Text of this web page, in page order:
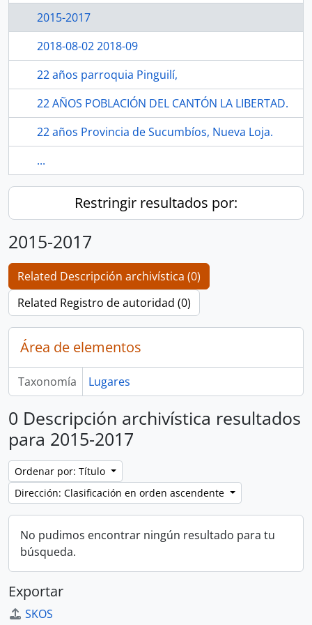
2015-2017
2018-08-02 2018-09
22 años parroquia Pinguilí,
22 AÑOS POBLACIÓN DEL CANTÓN LA LIBERTAD.
22 años Provincia de Sucumbíos, Nueva Loja.
...
Restringir resultados por:
2015-2017
Related Descripción archivística (0)
Related Registro de autoridad (0)
Área de elementos
Taxonomía Lugares
0 Descripción archivística resultados
para 2015-2017
Ordenar por: Título
Dirección: Clasificación en orden ascendente
No pudimos encontrar ningún resultado para tu
búsqueda.
Exportar
SKOS